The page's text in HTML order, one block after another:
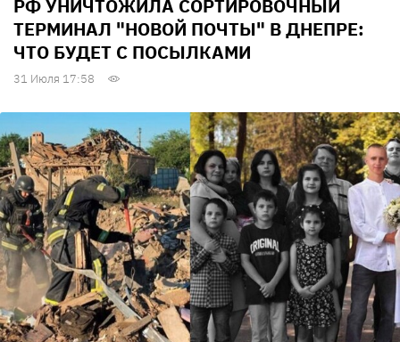
РФ УНИЧТОЖИЛА СОРТИРОВОЧНЫЙ
ТЕРМИНАЛ "НОВОЙ ПОЧТЫ" В ДНЕПРЕ:
ЧТО БУДЕТ С ПОСЫЛКАМИ
31 Июля 17:58